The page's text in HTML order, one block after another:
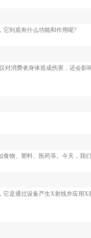
到底有什么功能和作用呢?
消费者身体造成伤害，还会
物、塑料、医药等。今天，我
是通过设备产生X射线并应用